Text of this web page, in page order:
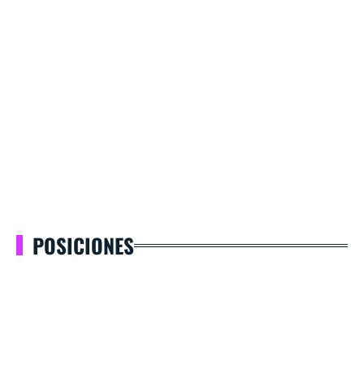
POSICIONES